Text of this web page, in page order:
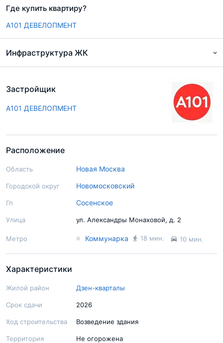
Где купить квартиру?
А101 ДЕВЕЛОПМЕНТ
Застройщик
А101 ДЕВЕЛОПМЕНТ
Расположение
Область Новая Москва
Городской округ Новомосковский
Гп Сосенское
Улица ул. Александры Монаховой, д. 2
Метро Коммунарка 18 мин. 10 мин.
Характеристики
Жилой район Дзен-кварталы
Срок сдачи 2026
Ход строительства Возведение здания
Территория Не огорожена
Инфраструктура ЖК